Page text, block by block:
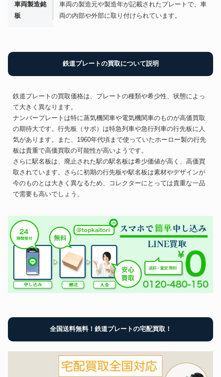
車両製造銘
板
車両の製造元や製造年が記載されたプレートで、車
両の内部や外部に取り付けられています。
鉄道プレートの買取について説明
鉄道プレートの買取価格は、プレートの種類や希少性、状態によっ
て大きく異なります。
ナンバープレートは特に蒸気機関車や電気機関車のものが高価買取
の期待大です。行先板（サボ）は特急列車や急行列車の行先板に人
気があります。また、1960年代頃まで使っていたホーロー製の行先
板は貴重で高価買取の可能性が高いようです。
さらに駅名板は、廃止された駅の駅名板は希少価値が高く、高価買
取されています。さらに初期の行先板や駅名板は素材やデザインが
今のものとは大きく異なるため、コレクターにとっては貴重な一品
で需要も高いでしょう。
全国送料無料！鉄道プレートの宅配買取！